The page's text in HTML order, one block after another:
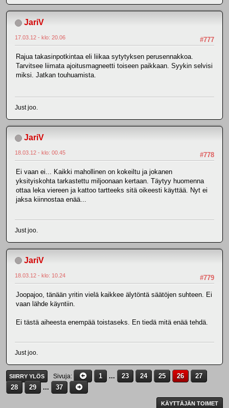
JariV
#777
17.03.12 - klo: 20.06
Rajua takasinpotkintaa eli liikaa sytytyksen perusennakkoa.
Tarvitsee liimata ajoitusmagneetti toiseen paikkaan. Syykin selvisi
miksi. Jatkan touhuamista.
Just joo.
JariV
#778
18.03.12 - klo: 00.45
Ei vaan ei... Kaikki mahollinen on kokeiltu ja jokanen
yksityiskohta tarkastettu miljoonaan kertaan. Täytyy huomenna
ottaa leka viereen ja kattoo tartteeks sitä oikeesti käyttää. Nyt ei
jaksa kiinnostaa enää...
Just joo.
JariV
#779
18.03.12 - klo: 10.24
Joopajoo, tänään yritin vielä kaikkee älytöntä säätöjen suhteen. Ei
vaan lähde käyntiin.
Ei tästä aiheesta enempää toistaseks. En tiedä mitä enää tehdä.
Just joo.
SIIRRY YLÖS Sivuja 1 ... 23 24 25 26
27
28
29 ... 37
KÄYTTÄJÄN TOIMET